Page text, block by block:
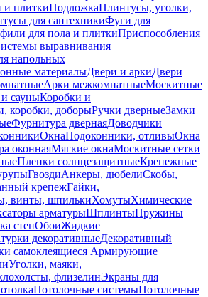
и плиткиПодложкаПлинтусы, уголки,
для сантехникиФуги для
для пола и плиткиПриспособления
выравнивания
напольных
материалыДвери и аркиДвери
Арки межкомнатныеМоскитные
сауныКоробки и
коробки, доборыРучки дверныеЗамки
Фурнитура двернаяДоводчики
ОкнаПодоконники, отливыОкна
оконнаяМягкие окнаМоскитные сетки
Пленки солнцезащитныеКрепежные
ГвоздиАнкеры, дюбелиСкобы,
крепежГайки,
винты, шпилькиХомутыХимические
арматурыШплинтыПружины
стенОбоиЖидкие
декоративныеДекоративный
самоклеящиеся Армирующие
Уголки, маяки,
флизелинЭкраны для
Потолочные системыПотолочные